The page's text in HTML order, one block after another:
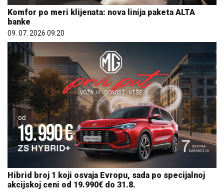
Komfor po meri klijenata: nova linija paketa ALTA
banke
09. 07. 2026 09:20
Hibrid broj 1 koji osvaja Evropu, sada po specijalnoj
akcijskoj ceni od 19.990€ do 31.8.